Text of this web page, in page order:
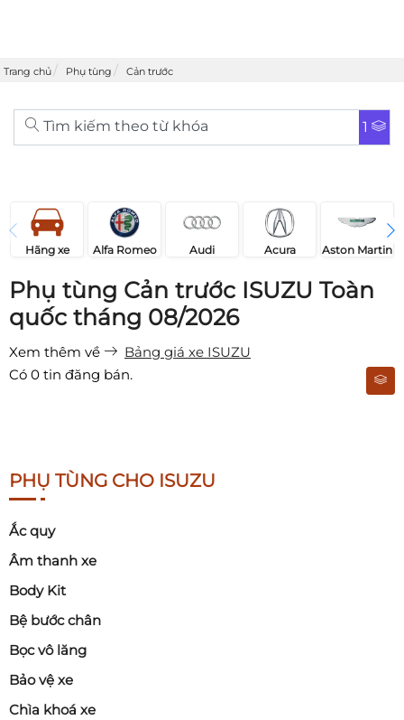
Trang chủ Phụ tùng Cản trước
Tìm kiếm theo từ khóa 1
Hãng xe Alfa Romeo Audi Acura Aston Martin
Phụ tùng Cản trước ISUZU Toàn
quốc tháng 08/2026
Xem thêm về
Bảng giá xe ISUZU
Có 0 tin đăng bán.
PHỤ TÙNG CHO ISUZU
Ắc quy
Âm thanh xe
Body Kit
Bệ bước chân
Bọc vô lăng
Bảo vệ xe
Chìa khoá xe